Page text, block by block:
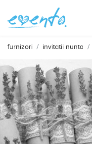
furnizori invitatii nunta